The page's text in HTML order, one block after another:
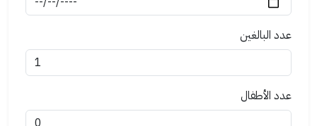
عدد البالغين
عدد الأطفال